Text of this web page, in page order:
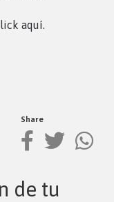
aquí.
Share
de tu